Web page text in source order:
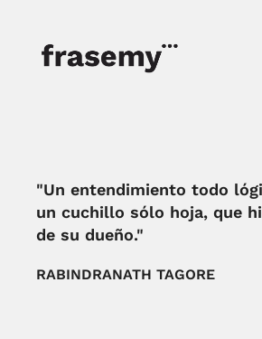
"Un entendimiento todo
un cuchillo sólo hoja, que
de su dueño."
RABINDRANATH TAGORE